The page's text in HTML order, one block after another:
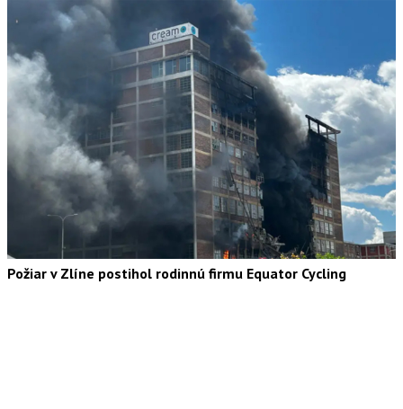
Požiar v Zlíne postihol rodinnú firmu Equator Cycling